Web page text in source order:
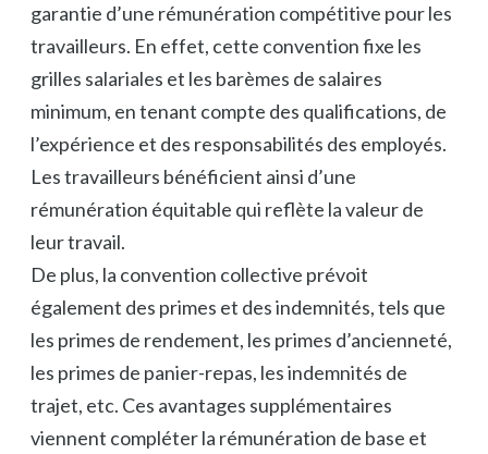
garantie d’une rémunération compétitive pour les
travailleurs. En effet, cette convention fixe les
grilles salariales et les barèmes de salaires
minimum, en tenant compte des qualifications, de
l’expérience et des responsabilités des employés.
Les travailleurs bénéficient ainsi d’une
rémunération équitable qui reflète la valeur de
leur travail.
De plus, la convention collective prévoit
également des primes et des indemnités, tels que
les primes de rendement, les primes d’ancienneté,
les primes de panier-repas, les indemnités de
trajet, etc. Ces avantages supplémentaires
viennent compléter la rémunération de base et